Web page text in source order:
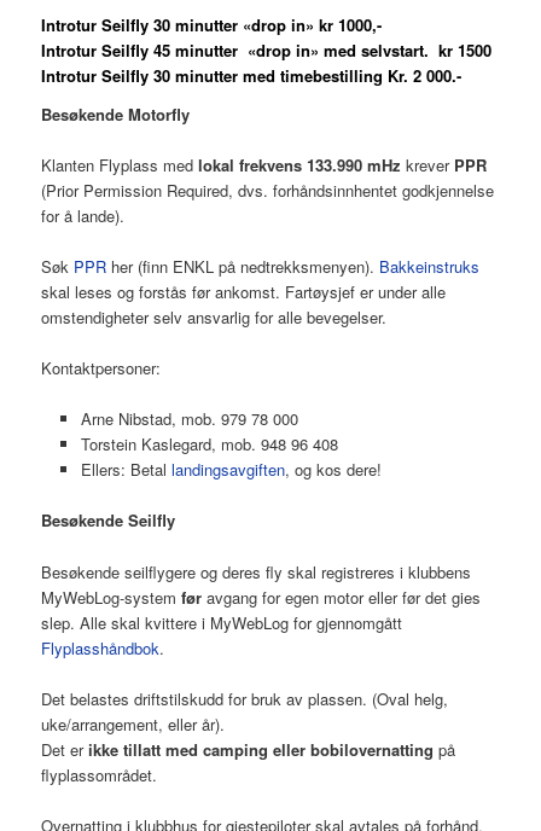
Introtur Seilfly 30 minutter «drop in» kr 1000,-
Introtur Seilfly 45 minutter «drop in» med selvstart. kr 1500
Introtur Seilfly 30 minutter med timebestilling Kr. 2 000.-
Besøkende Motorfly
Klanten Flyplass med lokal frekvens 133.990 mHz krever PPR
(Prior Permission Required, dvs. forhåndsinnhentet godkjennelse
for å lande).
Søk PPR her (finn ENKL på nedtrekksmenyen). Bakkeinstruks
skal leses og forstås før ankomst. Fartøysjef er under alle
omstendigheter selv ansvarlig for alle bevegelser.
Kontaktpersoner:
Arne Nibstad, mob. 979 78 000
Torstein Kaslegard, mob. 948 96 408
Ellers: Betal landingsavgiften, og kos dere!
Besøkende Seilfly
Besøkende seilflygere og deres fly skal registreres i klubbens
MyWebLog-systemføravgang for egen motor eller før det gies
slep. Alle skal kvittere i MyWebLog for gjennomgått
Flyplasshåndbok.
Det belastes driftstilskudd for bruk av plassen. (Oval helg,
uke/arrangement, eller år).
Det erikke tillatt med camping eller bobilovernatting på
flyplassområdet.
Overnatting i klubbhus for gjestepiloter skal avtales på forhånd.